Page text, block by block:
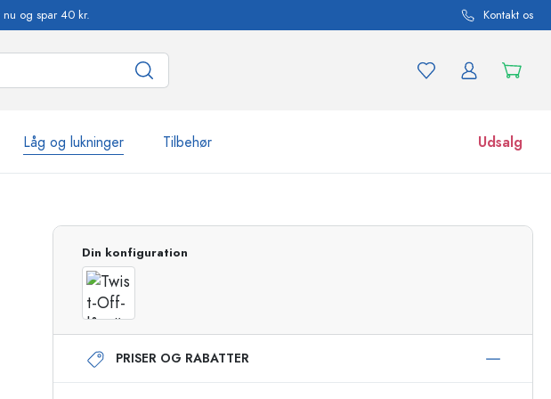
og spar 40 kr. Kontakt os
Låg og lukninger Tilbehør Udsalg
Airless-dispensere
Roll-on flasker
Glas
Din konfiguration
PRISER OG RABATTER